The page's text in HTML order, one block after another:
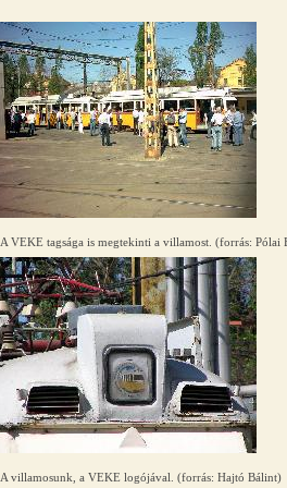
A VEKE tagsága is megtekinti a villamost. (forrás: Pólai
A villamosunk, a VEKE logójával. (forrás: Hajtó Bálint)